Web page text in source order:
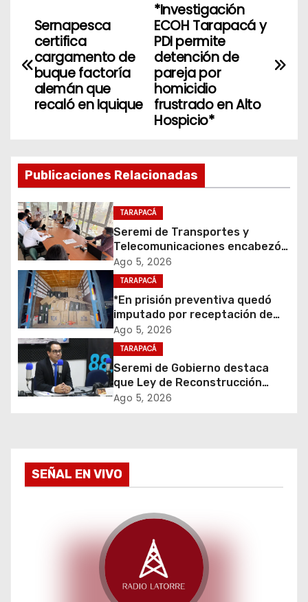
N
v
a
c
i
ó
n
d
e
e
n
a
*Investigación
ECOH Tarapacá y
PDI permite
detención de
pareja por
homicidio
frustrado en Alto
Hospicio*
Sernapesca
certifica
cargamento de
buque factoría
alemán que
recaló en Iquique
Publicaciones Relacionadas
TARAPACÁ
Seremi de Transportes y
Telecomunicaciones encabezó
primera mesa de coordinación
para el retiro de cables en
desuso en Iquique
Ago 5, 2026
TARAPACÁ
*En prisión preventiva quedó
imputado por receptación de
cigarrillos avaluados en $1.600
millones*
Ago 5, 2026
TARAPACÁ
Seremi de Gobierno destaca
que Ley de Reconstrucción
Nacional impulsará la inversión
Ago 5, 2026
SEÑAL EN VIVO